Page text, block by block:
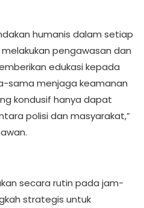
humanis dalam setiap
pengawasan dan
edukasi kepada
sama menjaga keamanan
kondusif hanya dapat
polisi dan masyarakat,”
secara rutin pada jam-
strategis untuk